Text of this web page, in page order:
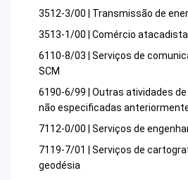
3512-3/00 | Transmissão de
3513-1/00 | Comércio
6110-8/03 | Serviços de
SCM
6190-6/99 | Outras atividades
não especificadas
7112-0/00 | Serviços de
7119-7/01 | Serviços de
geodésia